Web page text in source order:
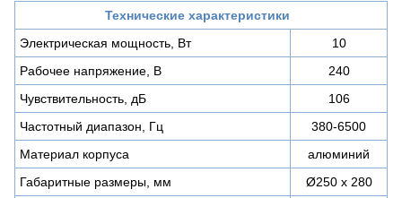
Технические характеристики
Электрическая мощность, Вт
10
Рабочее напряжение, В
240
Чувствительность, дБ
106
Частотный диапазон, Гц
380-6500
Материал корпуса
алюминий
Габаритные размеры, мм
Ø250 x 280